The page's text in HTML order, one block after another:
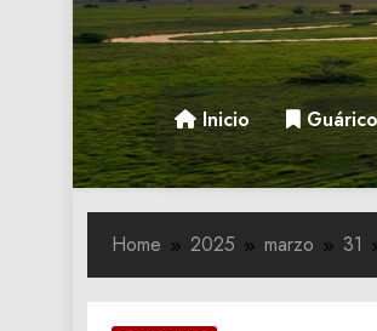
Gobernacion
Gobernacion de Guarico
Inicio Guárico
Home 2025 marzo 31